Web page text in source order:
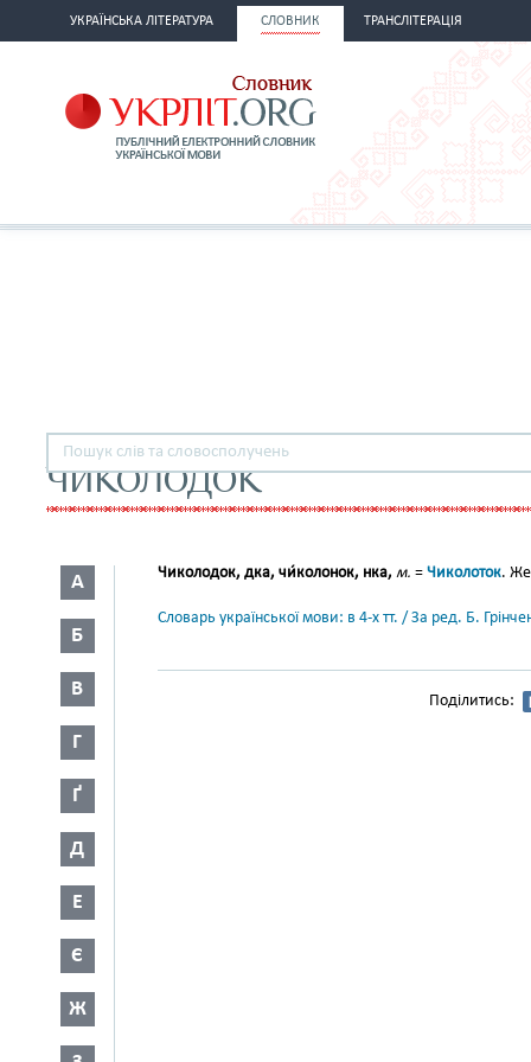
УКРАЇНСЬКА ЛІТЕРАТУРА СЛОВНИК ТРАНСЛІТЕРАЦІЯ
ЧИКОЛОДОК
А
Б
В
Г
Ґ
Д
Е
Є
Ж
Чиколодок, дка, чи́колонок, нка, м. = Чиколоток.
Словарь української мови: в 4-х тт. / За ред. Б.
Поділитись: